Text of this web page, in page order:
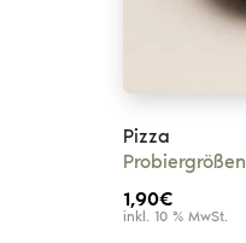
Pizza
Probiergrößen
1,90€
inkl. 10 % MwSt.